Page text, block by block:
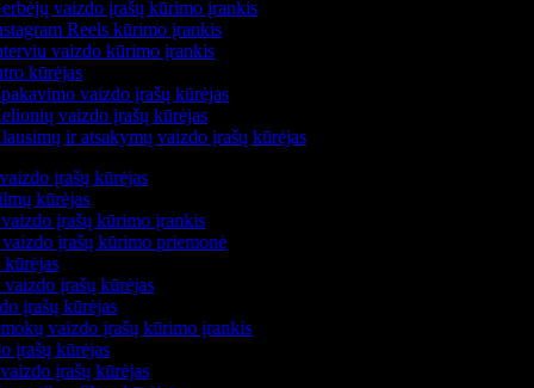
vaizdo įrašų kūrimo įrankis
Reels kūrimo įrankis
vaizdo kūrimo įrankis
kūrėjas
vaizdo įrašų kūrėjas
vaizdo įrašų kūrėjas
ir atsakymų vaizdo įrašų kūrėjas
įrašų kūrėjas
kūrėjas
vaizdo įrašų kūrimo įrankis
įrašų kūrimo priemonė
kūrėjas
vaizdo įrašų kūrėjas
įrašų kūrėjas
vaizdo įrašų kūrimo įrankis
įrašų kūrėjas
įrašų kūrėjas